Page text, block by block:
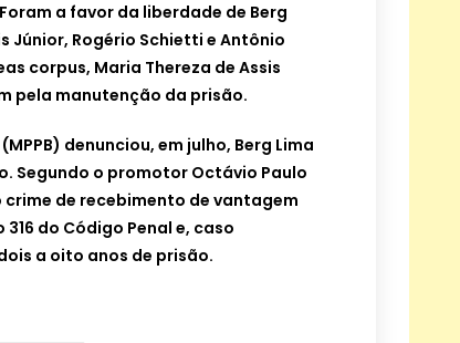
a favor da liberdade de Berg
Júnior, Rogério Schietti e Antônio
corpus, Maria Thereza de Assis
pela manutenção da prisão.
denunciou, em julho, Berg Lima
Segundo o promotor Octávio Paulo
de recebimento de vantagem
do Código Penal e, caso
a oito anos de prisão.